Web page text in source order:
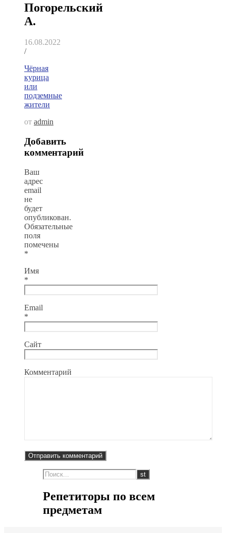
Погорельский
А.
16.08.2022
/
Чёрная
курица
или
подземные
жители
от admin
Добавить
комментарий
Ваш
адрес
email
не
будет
опубликован.
Обязательные
поля
помечены
*
Имя
*
Email
*
Сайт
Комментарий
Репетиторы по всем
предметам